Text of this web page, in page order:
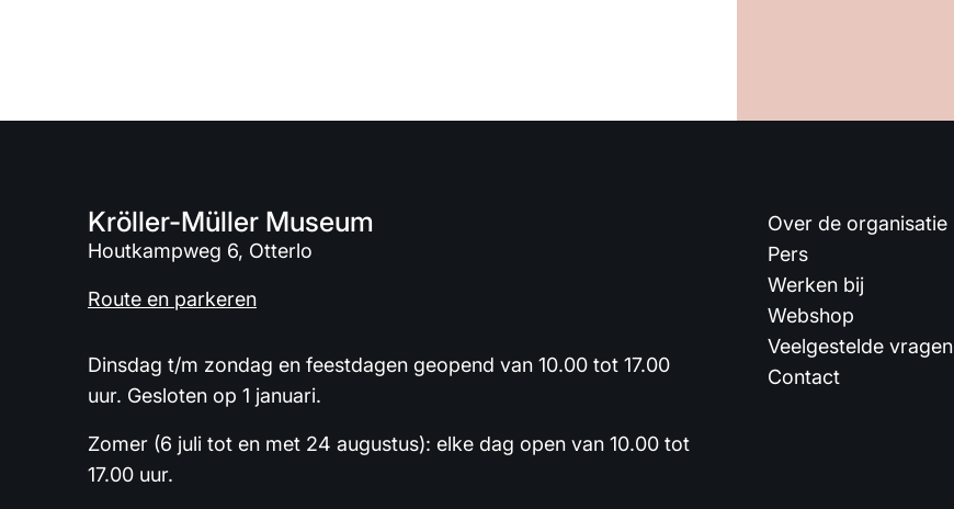
Kröller-Müller Museum
Houtkampweg 6, Otterlo
Route en parkeren
Dinsdag t/m zondag en feestdagen geopend van 10.00 tot 17.00
uur. Gesloten op 1 januari.
Zomer (6 juli tot en met 24 augustus): elke dag open van 10.00 tot
17.00 uur.
Over de organisatie
Pers
Werken bij
Webshop
Veelgestelde vragen
Contact